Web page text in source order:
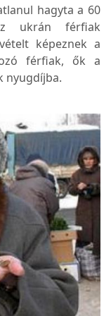
hagyta a 60
ukrán férfiak
képeznek a
férfiak, ők a
nyugdíjba.